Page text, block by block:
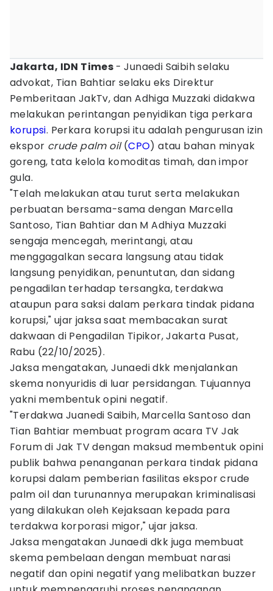
Jakarta, IDN Times - Junaedi Saibih selaku
advokat, Tian Bahtiar selaku eks Direktur
Pemberitaan JakTv, dan Adhiga Muzzaki didakwa
melakukan perintangan penyidikan tiga perkara
korupsi. Perkara korupsi itu adalah pengurusan izin
ekspor crude palm oil(CPO) atau bahan minyak
goreng, tata kelola komoditas timah, dan impor
gula.
"Telah melakukan atau turut serta melakukan
perbuatan bersama-sama dengan Marcella
Santoso, Tian Bahtiar dan M Adhiya Muzzaki
sengaja mencegah, merintangi, atau
menggagalkan secara langsung atau tidak
langsung penyidikan, penuntutan, dan sidang
pengadilan terhadap tersangka, terdakwa
ataupun para saksi dalam perkara tindak pidana
korupsi," ujar jaksa saat membacakan surat
dakwaan di Pengadilan Tipikor, Jakarta Pusat,
Rabu (22/10/2025).
Jaksa mengatakan, Junaedi dkk menjalankan
skema nonyuridis di luar persidangan. Tujuannya
yakni membentuk opini negatif.
"Terdakwa Juanedi Saibih, Marcella Santoso dan
Tian Bahtiar membuat program acara TV Jak
Forum di Jak TV dengan maksud membentuk opini
publik bahwa penanganan perkara tindak pidana
korupsi dalam pemberian fasilitas ekspor crude
palm oil dan turunannya merupakan kriminalisasi
yang dilakukan oleh Kejaksaan kepada para
terdakwa korporasi migor," ujar jaksa.
Jaksa mengatakan Junaedi dkk juga membuat
skema pembelaan dengan membuat narasi
negatif dan opini negatif yang melibatkan buzzer